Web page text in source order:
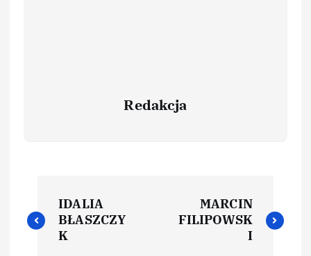
Redakcja
IDALIA
BŁASZCZY
K
MARCIN
FILIPOWSK
I